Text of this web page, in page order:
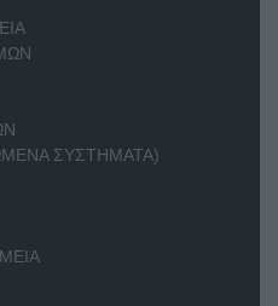
ΣΥΣΤΗΜΑΤΑ)